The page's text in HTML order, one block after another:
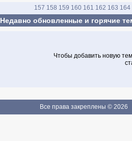
157 158 159 160 161 162 163 164
Недавно обновленные и горячие
Чтобы добавить новую
Все права закреплены © 2026